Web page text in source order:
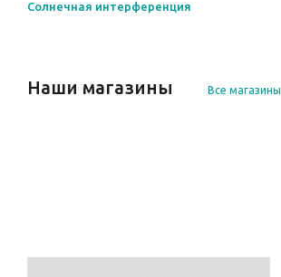
Солнечная интерференция
Наши магазины Все магазины